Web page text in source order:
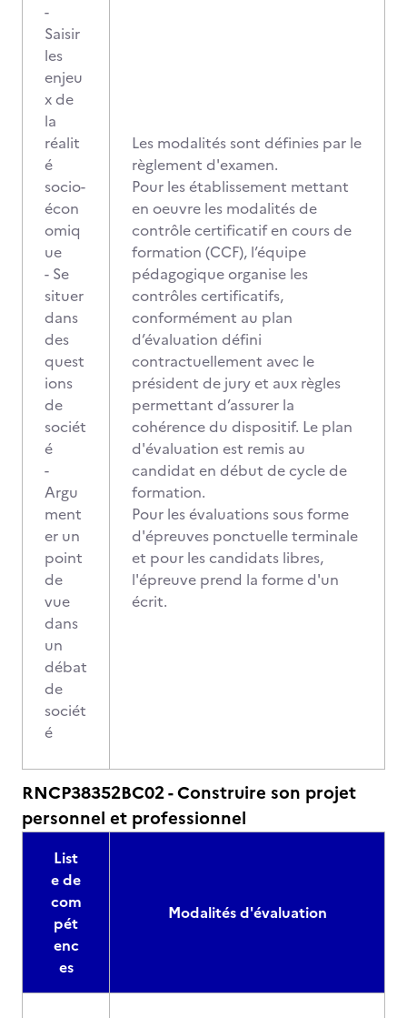
-
Saisir
les
enjeu
x de
la
réalit
é
socio-
écon
omiq
ue
- Se
situer
dans
des
quest
ions
de
sociét
é
-
Argu
ment
er un
point
de
vue
dans
un
débat
de
sociét
é
Les modalités sont définies par le
règlement d'examen.
Pour les établissement mettant
en oeuvre les modalités de
contrôle certificatif en cours de
formation (CCF), l’équipe
pédagogique organise les
contrôles certificatifs,
conformément au plan
d’évaluation défini
contractuellement avec le
président de jury et aux règles
permettant d’assurer la
cohérence du dispositif. Le plan
d'évaluation est remis au
candidat en début de cycle de
formation.
Pour les évaluations sous forme
d'épreuves ponctuelle terminale
et pour les candidats libres,
l'épreuve prend la forme d'un
écrit.
RNCP38352BC02 - Construire son projet
personnel et professionnel
List
e de
com
pét
enc
es
Modalités d'évaluation